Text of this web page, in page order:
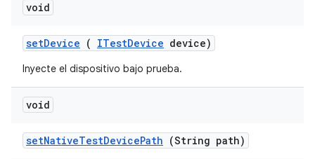
void
setDevice ( ITestDevice device)
Inyecte el dispositivo bajo prueba.
void
setNativeTestDevicePath (String path)